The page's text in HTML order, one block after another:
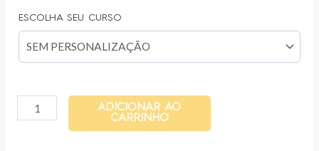
ESCOLHA SEU CURSO
ADICIONAR AO
CARRINHO